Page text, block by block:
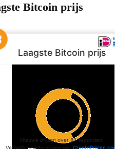
Bitcoin prijs